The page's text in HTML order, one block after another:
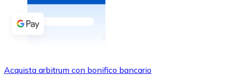
Acquista con contanti
Bonifico SEPA
Acquista arbitrum con bonifico bancario